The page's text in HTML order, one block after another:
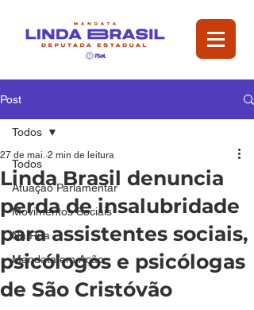
Post
Todos
Atuação Parlamentar
Movimentos Sociais
Na Rua
Mandata em Ação
Todos
Linda Brasil denuncia
perda de insalubridade
para assistentes sociais,
psicólogos e psicólogas
de São Cristóvão
27 de mai. 2 min de leitura